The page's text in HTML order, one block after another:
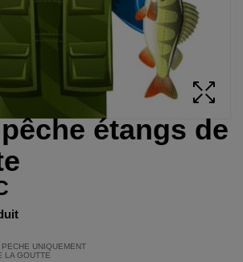
étangs de
UNIQUEMENT
LA GOUTTE